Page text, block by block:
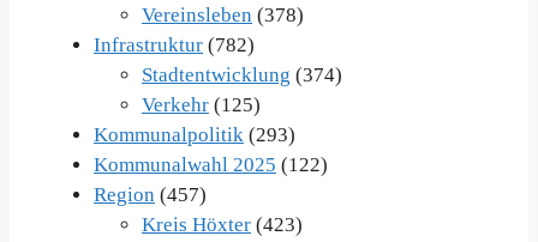
Vereinsleben (378)
Infrastruktur (782)
Stadtentwicklung (374)
Verkehr (125)
Kommunalpolitik (293)
Kommunalwahl 2025 (122)
Region (457)
Kreis Höxter (423)